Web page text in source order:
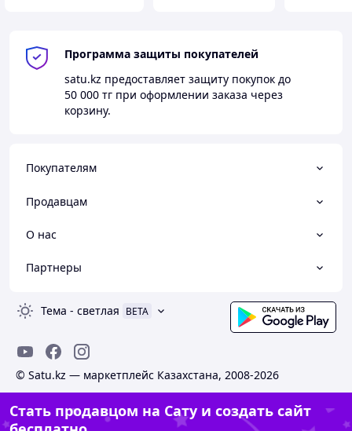
Программа защиты покупателей
satu.kz предоставляет защиту покупок до
50 000 тг при оформлении заказа через
корзину.
Покупателям
Продавцам
О нас
Партнеры
Тема - светлая BETA
© Satu.kz — маркетплейс Казахстана, 2008-2026
Стать продавцом на Сату и создать сайт